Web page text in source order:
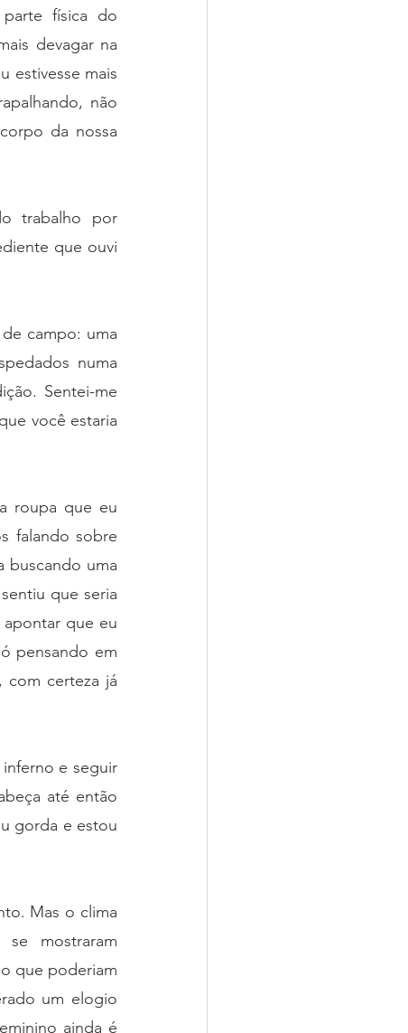
física do
devagar na
estivesse mais
não
da nossa
trabalho por
que ouvi
campo: uma
numa
Sentei-me
você estaria
roupa que eu
falando sobre
buscando uma
que seria
que eu
pensando em
com certeza já
e seguir
até então
gorda e estou
Mas o clima
mostraram
que poderiam
um elogio
ainda é